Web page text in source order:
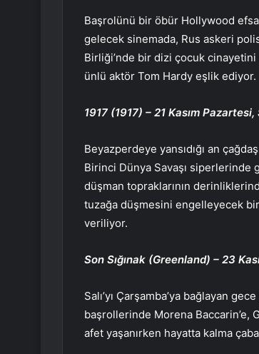
Başrolünü bir öbür Hollywood
gelecek sinemada, Rus askeri
Birliği’nde bir dizi çocuk cinayetini
ünlü aktör Tom Hardy eşlik ediyor.
1917 (1917) – 21 Kasım
Beyazperdeye yansıdığı an
Birinci Dünya Savaşı siperlerinde
düşman topraklarının
tuzağa düşmesini engelleyecek
veriliyor.
Son Sığınak (Greenland) – 23
Salı’yı Çarşamba’ya bağlayan
başrollerinde Morena Baccarin’e,
afet yaşanırken hayatta kalma